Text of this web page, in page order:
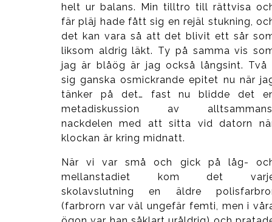
helt ur balans. Min tilltro till rättvisa
fär pläj hade fått sig en rejäl stukning,
det kan vara så att det blivit ett sår
liksom aldrig läkt. Ty på samma vis
jag är blåög är jag också långsint. Två
sig ganska osmickrande epitet nu när
tänker på det… fast nu blidde det
metadiskussion av
nackdelen med att sitta vid datorn
klockan är kring midnatt.
När vi var små och gick på låg-
mellanstadiet kom det
skolavslutning en äldre
(farbrorn var väl ungefär femti, men i